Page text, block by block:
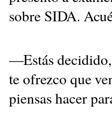
sobre SIDA.
—Estás
teofrezco que
piensas hacer